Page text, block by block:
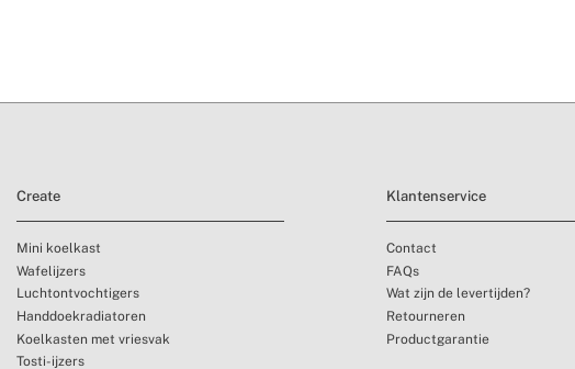
Create
Mini koelkast
Wafelijzers
Luchtontvochtigers
Handdoekradiatoren
Koelkasten met vriesvak
Tosti-ijzers
Klantenservice
Contact
FAQs
Wat zijn de levertijden?
Retourneren
Productgarantie